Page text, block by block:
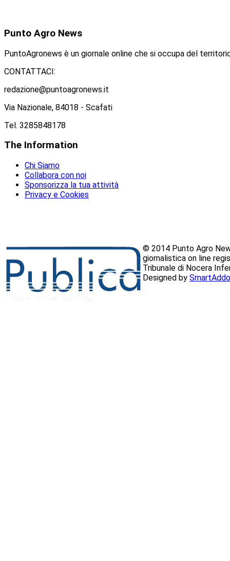
Punto Agro News
PuntoAgronews è un giornale online che si occupa del
CONTATTACI:
redazione@puntoagronews.it
Via Nazionale, 84018 - Scafati
Tel. 3285848178
The Information
Chi Siamo
Collabora con noi
Sponsorizza la tua attività
Privacy e Cookies
© 2014 Punto Agro
giornalistica on line
Tribunale di Nocera
Designed by